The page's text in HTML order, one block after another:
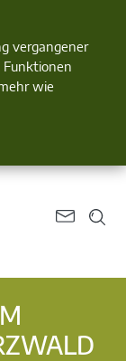
vergangener
Funktionen
wie